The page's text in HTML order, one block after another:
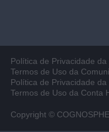
Política de Privacidade
Termos de Uso da
Política de Privacidade
Termos de Uso da Conta
Copyright ©